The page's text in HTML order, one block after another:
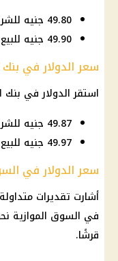
49.80 جنيه للشراء.
49.90 جنيه للبيع.
سعر الدولار في
استقر الدولار في
49.87 جنيه للشراء.
49.97 جنيه للبيع.
سعر الدولار في
أشارت تقديرات
قرشًا.